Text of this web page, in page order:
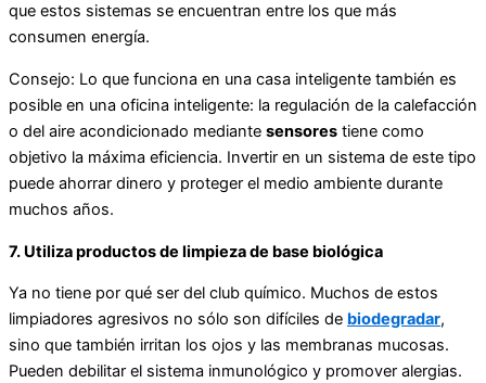
que estos sistemas se encuentran entre los que más
consumen energía.
Consejo: Lo que funciona en una casa inteligente también es
posible en una oficina inteligente: la regulación de la calefacción
o del aire acondicionado mediante sensores tiene como
objetivo la máxima eficiencia. Invertir en un sistema de este tipo
puede ahorrar dinero y proteger el medio ambiente durante
muchos años.
7. Utiliza productos de limpieza de base biológica
Ya no tiene por qué ser del club químico. Muchos de estos
limpiadores agresivos no sólo son difíciles de biodegradar,
sino que también irritan los ojos y las membranas mucosas.
Pueden debilitar el sistema inmunológico y promover alergias.